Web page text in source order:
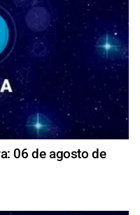
06 de agosto de